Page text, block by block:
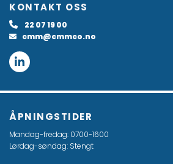
KONTAKT OSS
 22 07 19 00
 cmm@cmmco.no
ÅPNINGSTIDER
Mandag-fredag: 0700-1600
Lørdag-søndag: Stengt